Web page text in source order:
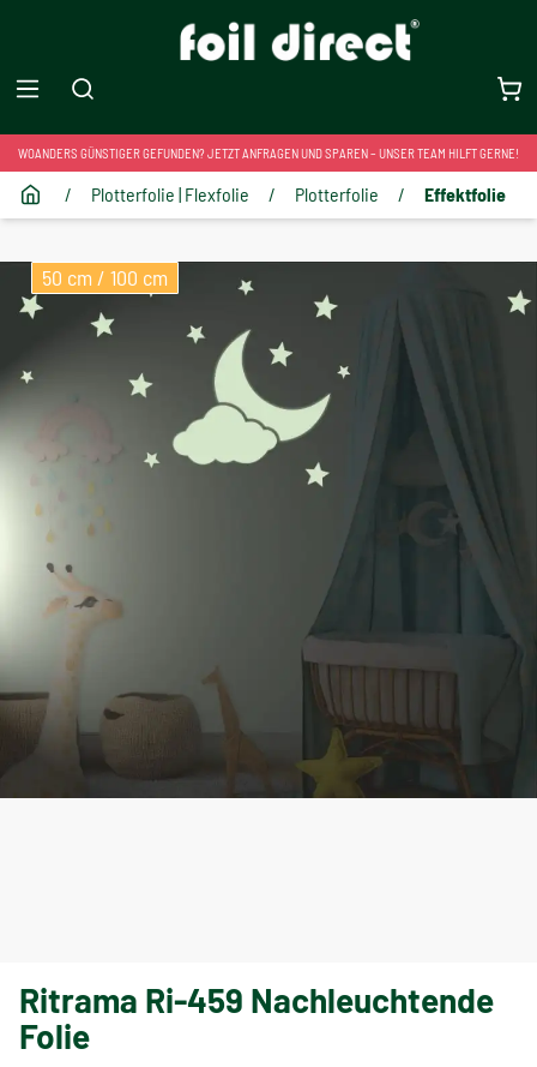
WOANDERS GÜNSTIGER GEFUNDEN? JETZT ANFRAGEN UND SPAREN – UNSER TEAM HILFT GERNE!
/ Plotterfolie | Flexfolie / Plotterfolie / Effektfolie
50 cm / 100 cm
Ritrama Ri-459 Nachleuchtende
Folie